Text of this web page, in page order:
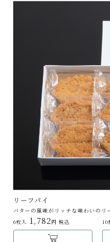
リーフパイ
バターの風味がリッチな味わいのリ
6枚入 1,782円 税込 10